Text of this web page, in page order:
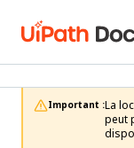
Important :La
peut